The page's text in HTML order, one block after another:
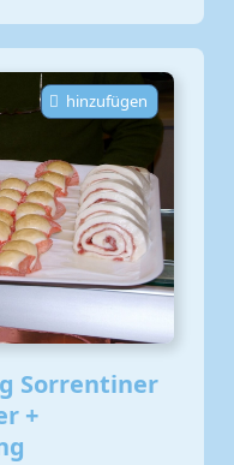
hinzufügen
Sorrentiner
+